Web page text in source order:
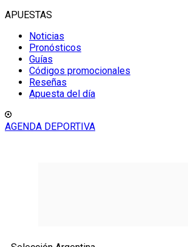
APUESTAS
Noticias
Pronósticos
Guías
Códigos promocionales
Reseñas
Apuesta del día
AGENDA DEPORTIVA